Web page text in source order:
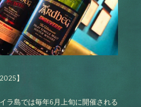
】
ラ島では毎年6月上旬に開催される